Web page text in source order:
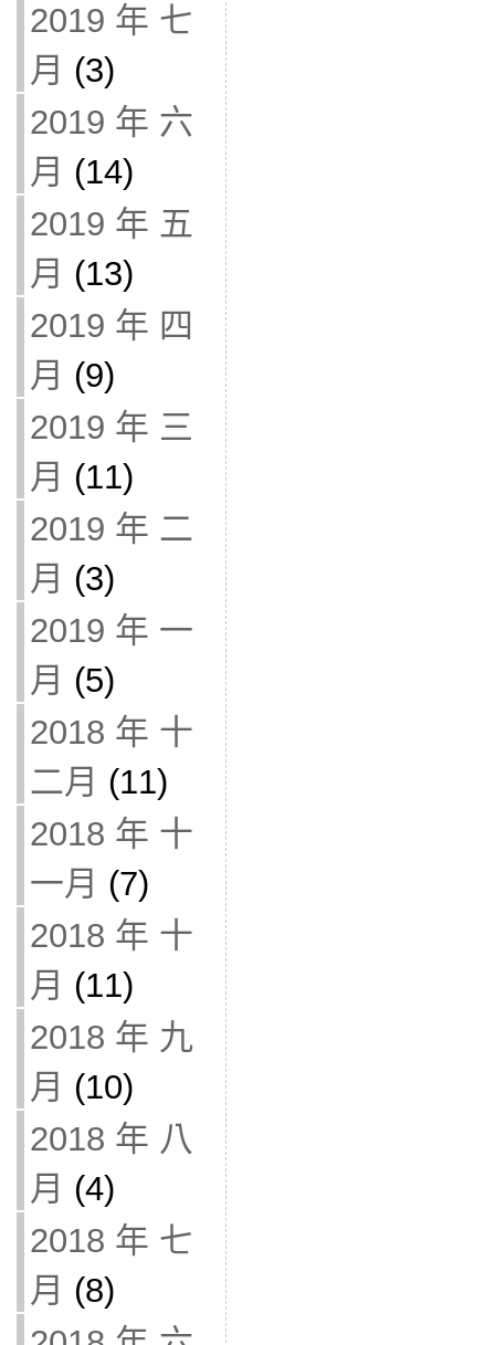
2019 年 七
月 (3)
2019 年 六
月 (14)
2019 年 五
月 (13)
2019 年 四
月 (9)
2019 年 三
月 (11)
2019 年 二
月 (3)
2019 年 一
月 (5)
2018 年 十
二月 (11)
2018 年 十
一月 (7)
2018 年 十
月 (11)
2018 年 九
月 (10)
2018 年 八
月 (4)
2018 年 七
月 (8)